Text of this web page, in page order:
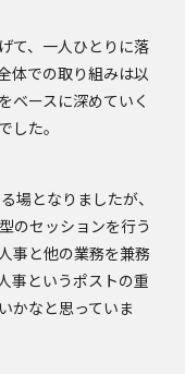
て、一人ひとりに落
体での取り組みは以
ベースに深めていく
した。
場となりましたが、
のセッションを行う
事と他の業務を兼務
事というポストの重
かなと思っていま